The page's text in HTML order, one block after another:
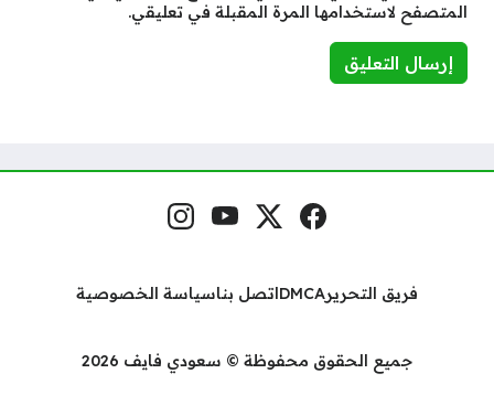
المتصفح لاستخدامها المرة المقبلة في تعليقي.
مواقع التواصل فيسبوكمنصة إكس
يوتيوبإنستغرام
فريق التحريرDMCAاتصل بناسياسة الخصوصية
جميع الحقوق محفوظة © سعودي فايف 2026